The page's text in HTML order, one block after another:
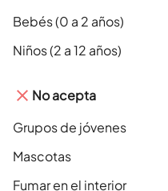
Bebés (0 a 2 años)
Niños (2 a 12 años)
No acepta
Grupos de jóvenes
Mascotas
Fumar en el interior